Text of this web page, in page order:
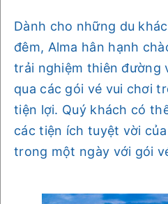
Dành cho những du
đêm, Alma hân hạnh
trải nghiệm thiên đường
qua các gói vé vui chơi
tiện lợi. Quý khách có
các tiện ích tuyệt vời
trong một ngày với gói